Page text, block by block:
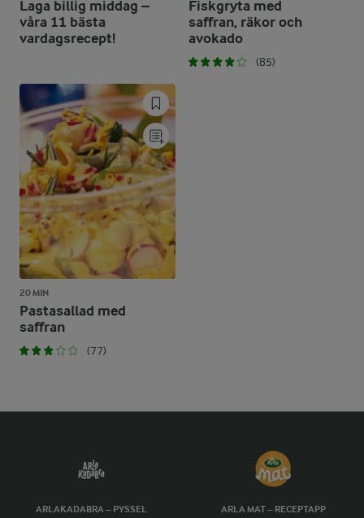
Laga billig middag –
våra 11 bästa
vardagsrecept!
Fiskgryta med
saffran, räkor och
avokado
(85)
20 MIN
Pastasallad med
saffran
(77)
ARLAKADABRA – PYSSEL
ARLA MAT – RECEPTAPP